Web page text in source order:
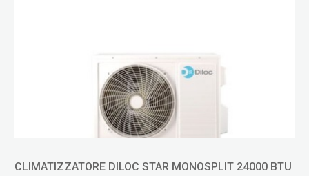
CLIMATIZZATORE DILOC STAR MONOSPLIT 24000 BTU